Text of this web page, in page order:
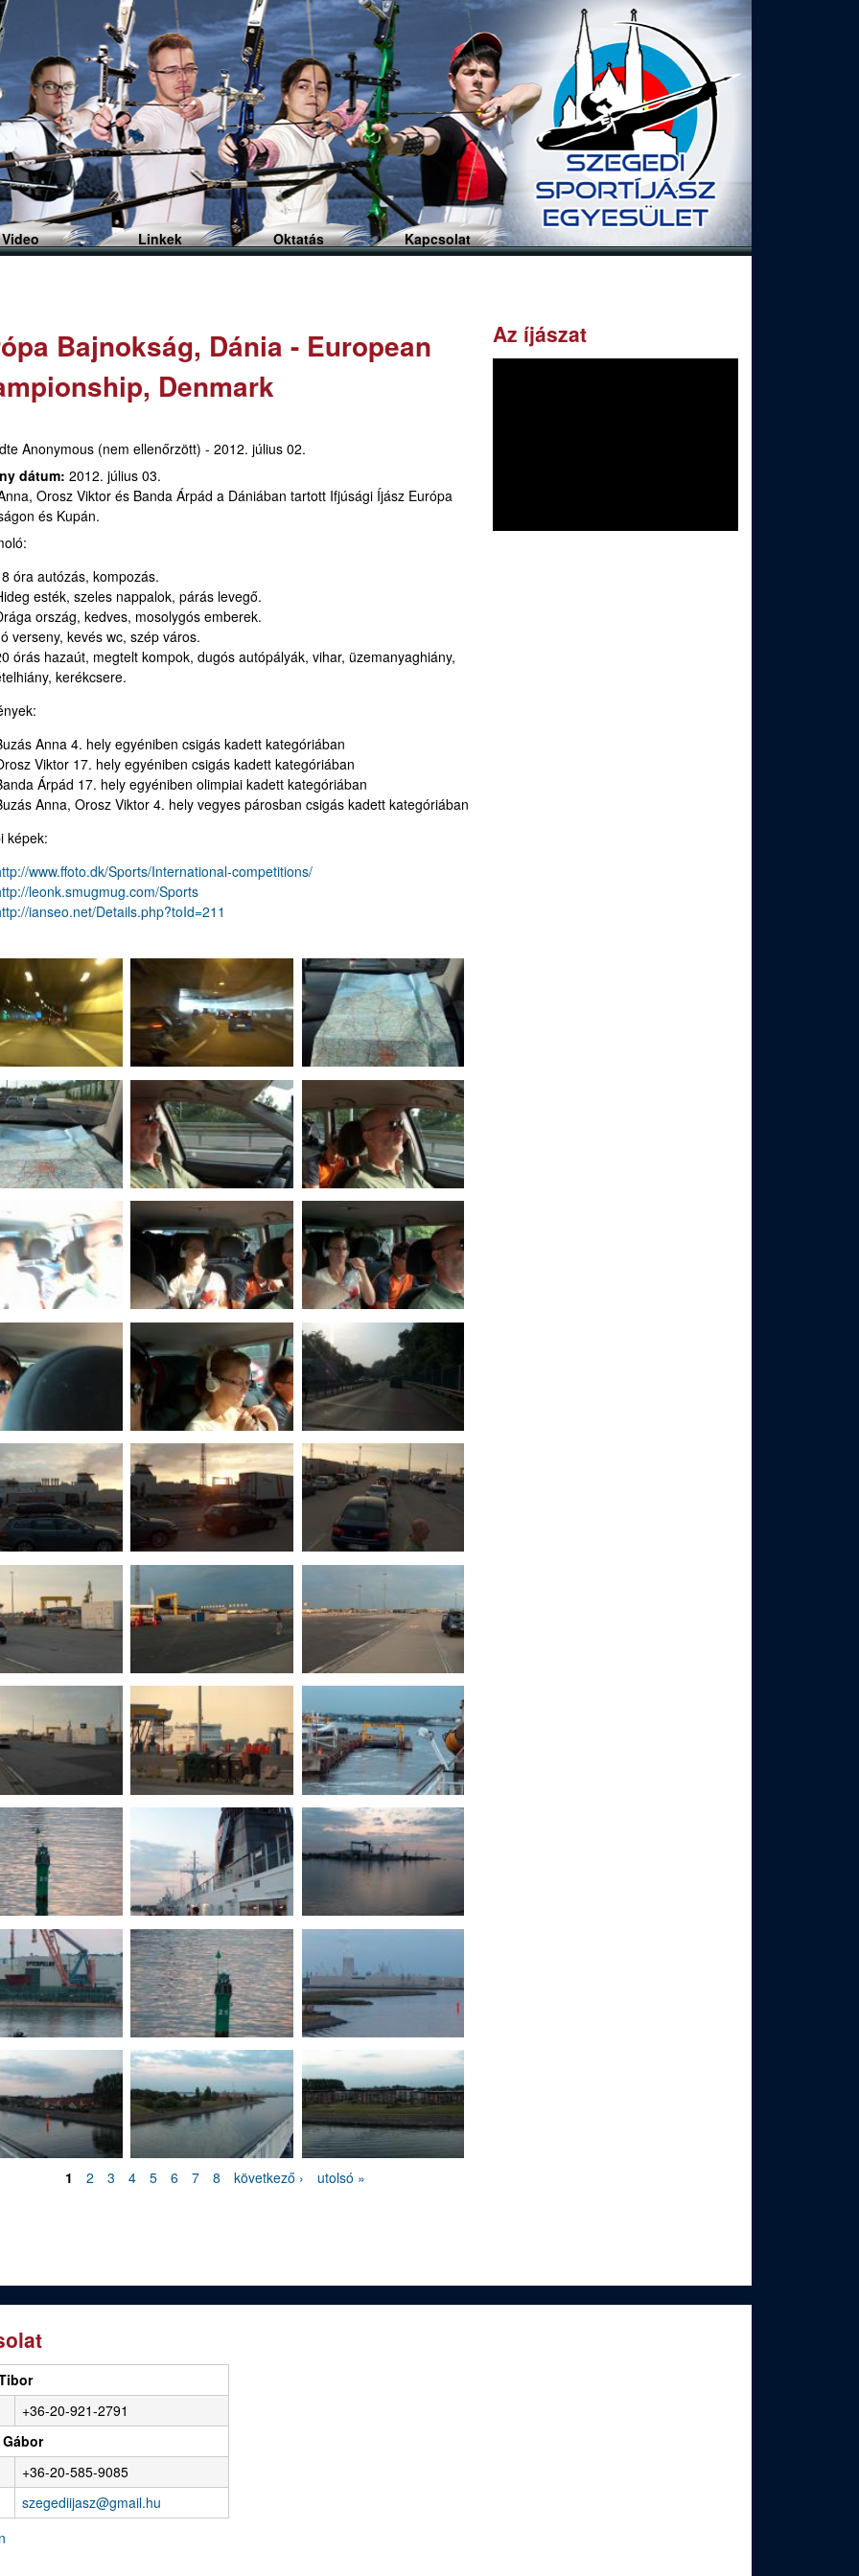
Ugrás
a
tartalomra
Video Linkek Oktatás Kapcsolat
Bajnokság, Dánia - European
Denmark
Anonymous (nem ellenőrzött) - 2012. július 02.
dátum: 2012. július 03.
Orosz Viktor és Banda Árpád a Dániában tartott Ifjúsági Íjász Európa
és Kupán.
óra autózás, kompozás.
esték, szeles nappalok, párás levegő.
ország, kedves, mosolygós emberek.
verseny, kevés wc, szép város.
órás hazaút, megtelt kompok, dugós autópályák, vihar, üzemanyaghiány,
kerékcsere.
Anna 4. hely egyéniben csigás kadett kategóriában
Viktor 17. hely egyéniben csigás kadett kategóriában
Árpád 17. hely egyéniben olimpiai kadett kategóriában
Anna, Orosz Viktor 4. hely vegyes párosban csigás kadett kategóriában
képek:
www.ffoto.dk/Sports/International-competitions/
leonk.smugmug.com/Sports
ianseo.net/Details.php?toId=211
1 2 3 4 5 6 7 8 következő › utolsó »
Az íjászat
+36-20-921-2791
+36-20-585-9085
szegediijasz@gmail.hu